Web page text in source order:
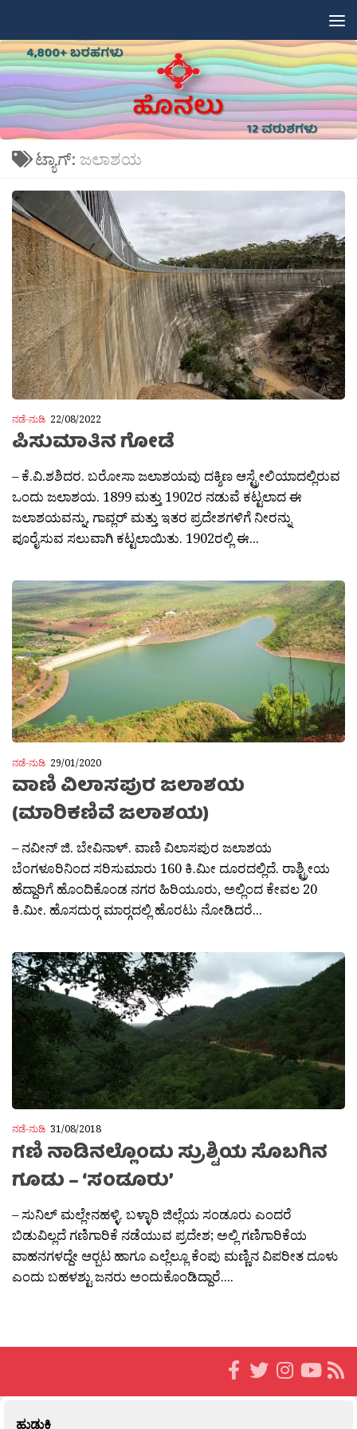
ಟ್ಯಾಗ್: ಜಲಾಶಯ
ನಡೆ-ನುಡಿ 22/08/2022
ಪಿಸುಮಾತಿನ ಗೋಡೆ
– ಕೆ.ವಿ.ಶಶಿದರ. ಬರೋಸಾ ಜಲಾಶಯವು ದಕ್ಶಿಣ ಆಸ್ಟ್ರೇಲಿಯಾದಲ್ಲಿರುವ
ಒಂದು ಜಲಾಶಯ. 1899 ಮತ್ತು 1902ರ ನಡುವೆ ಕಟ್ಟಲಾದ ಈ
ಜಲಾಶಯವನ್ನು, ಗಾವ್ಲರ್ ಮತ್ತು ಇತರ ಪ್ರದೇಶಗಳಿಗೆ ನೀರನ್ನು
ಪೂರೈಸುವ ಸಲುವಾಗಿ ಕಟ್ಟಲಾಯಿತು. 1902ರಲ್ಲಿ ಈ...
ನಡೆ-ನುಡಿ 29/01/2020
ವಾಣಿ ವಿಲಾಸಪುರ ಜಲಾಶಯ
(ಮಾರಿಕಣಿವೆ ಜಲಾಶಯ)
– ನವೀನ್ ಜಿ. ಬೇವಿನಾಳ್. ವಾಣಿ ವಿಲಾಸಪುರ ಜಲಾಶಯ
ಬೆಂಗಳೂರಿನಿಂದ ಸರಿಸುಮಾರು 160 ಕಿ.ಮೀ ದೂರದಲ್ಲಿದೆ. ರಾಶ್ಟ್ರೀಯ
ಹೆದ್ದಾರಿಗೆ ಹೊಂದಿಕೊಂಡ ನಗರ ಹಿರಿಯೂರು, ಅಲ್ಲಿಂದ ಕೇವಲ 20
ಕಿ.ಮೀ. ಹೊಸದುರ‍್ಗ ಮಾರ‍್ಗದಲ್ಲಿ ಹೊರಟು ನೋಡಿದರೆ...
ನಡೆ-ನುಡಿ 31/08/2018
ಗಣಿ ನಾಡಿನಲ್ಲೊಂದು ಸ್ರುಶ್ಟಿಯ ಸೊಬಗಿನ
ಗೂಡು – ‘ಸಂಡೂರು’
– ಸುನಿಲ್ ಮಲ್ಲೇನಹಳ್ಳಿ. ಬಳ್ಳಾರಿ ಜಿಲ್ಲೆಯ ಸಂಡೂರು ಎಂದರೆ
ಬಿಡುವಿಲ್ಲದೆ ಗಣಿಗಾರಿಕೆ‌ ನಡೆಯುವ ಪ್ರದೇಶ; ಅಲ್ಲಿ ಗಣಿಗಾರಿಕೆಯ
ವಾಹನಗಳದ್ದೇ ಆರ‍್ಬಟ ಹಾಗೂ ಎಲ್ಲೆಲ್ಲೂ ಕೆಂಪು ಮಣ್ಣಿನ ವಿಪರೀತ ದೂಳು
ಎಂದು ಬಹಳಶ್ಟು ಜನರು ಅಂದುಕೊಂಡಿದ್ದಾರೆ....
ಹುಡುಕಿ